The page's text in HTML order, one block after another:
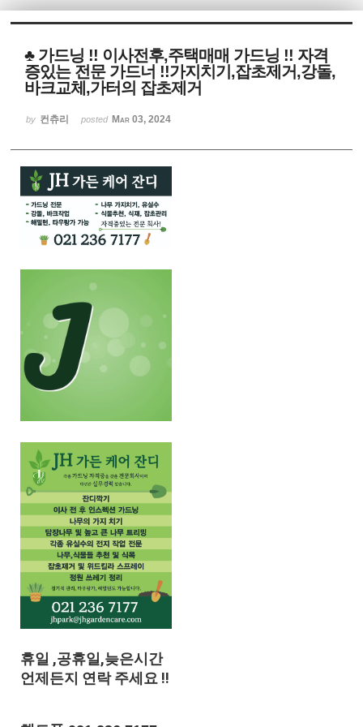
♣ 가드닝 !! 이사전후,주택매매 가드닝 !! 자격
증있는 전문 가드너 !!가지치기,잡초제거,강돌,
바크교체,가터의 잡초제거
by 컨츄리 posted Mar 03, 2024
휴일 ,공휴일,늦은시간
언제든지 연락 주세요 !!
Sketchbook5, 스케치북5
Sketchbook5, 스케치북5